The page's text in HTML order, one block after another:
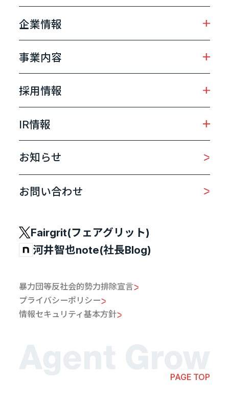
企業情報
事業内容
採用情報
IR情報
お知らせ
お問い合わせ
Fairgrit(フェアグリット)
河井智也note(社長Blog)
暴力団等反社会的勢力排除宣言
プライバシーポリシー
情報セキュリティ基本方針
PAGE TOP